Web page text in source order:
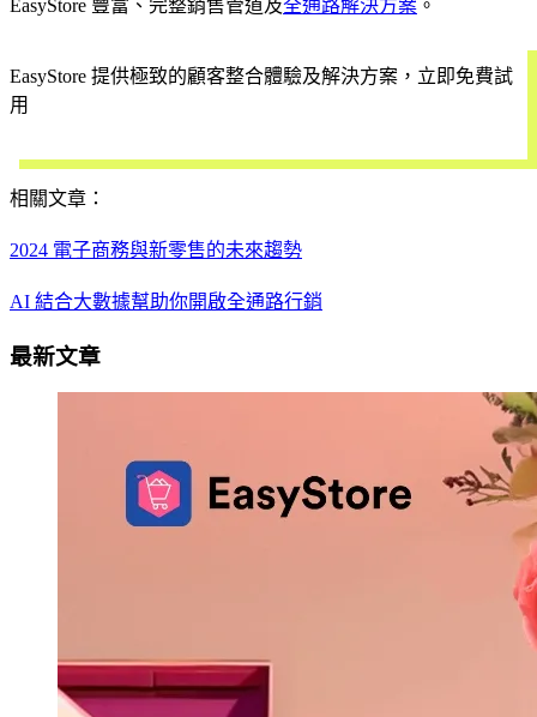
EasyStore 豐富、完整銷售管道及全通路解決方案 。
EasyStore 提供極致的顧客整合體驗及解決方案，立即免費試
用
相關文章：
2024 電子商務與新零售的未來趨勢
AI 結合大數據幫助你開啟全通路行銷
最新文章